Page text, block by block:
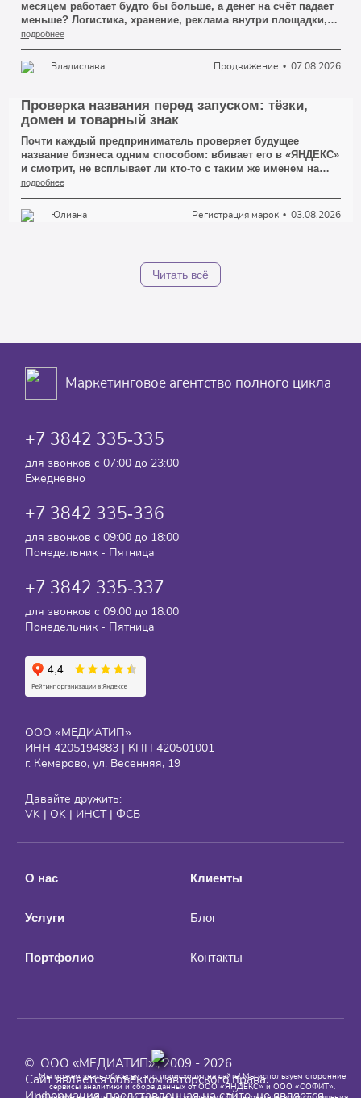
месяцем работает будто бы больше, а денег на счёт падает
меньше? Логистика, хранение, реклама внутри площадки,
комиссия за категорию — каждая строчка в отчёте
маркетплейса откусывает свой кусок, и вроде бы ни одна
из них не выглядит критичной. А потом смотришь на
итоговую маржу и понимаешь: ты почти работаешь на
подробнее
Владислава Продвижение 07.08.2026
Проверка названия перед запуском: тёзки,
домен и товарный знак
Почти каждый предприниматель проверяет будущее
название бизнеса одним способом: вбивает его в «ЯНДЕКС»
и смотрит, не всплывает ли кто-то с таким же именем на
первой странице. Если чужих сайтов не видно — имя
объявляется свободным, и человек идёт заказывать
логотип, вывеску и сайт. Это и есть первая ошибка, из-за
которой потом приходится всё переделывать.
подробнее
Юлиана Регистрация марок 03.08.2026
Читать всё
Маркетинговое агентство полного цикла
+7 3842 335‑335
для звонков с 07:00 до 23:00
Ежедневно
+7 3842 335‑336
для звонков с 09:00 до 18:00
Понедельник - Пятница
+7 3842 335‑337
для звонков с 09:00 до 18:00
Понедельник - Пятница
ООО «МЕДИАТИП»
ИНН 4205194883 | КПП 420501001
г. Кемерово, ул. Весенняя, 19
Давайте дружить:
VK | OK | ИНСТ| ФСБ
О нас
Услуги
Портфолио
Клиенты
Блог
Контакты
© ООО «МЕДИАТИП»., 2009 - 2026
Сайт является объектом авторского права.
Мы можем знать обо всем, что происходит на сайте! Мы используем сторонние
сервисы аналитики и сбора данных от ООО «ЯНДЕКС» и ООО «СОФИТ».